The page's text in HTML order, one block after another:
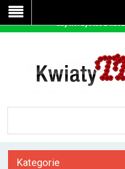
Kategorie
Nasza strona korzysta z cookies
prawidłowego działania.
aby korzystać z